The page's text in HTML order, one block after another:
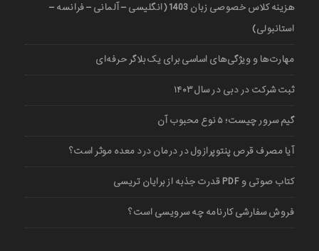
هزینه کلاس خصوصی زبان 1403 (انگلیسی – آلمانی – فرانسه –
استانبولی)
مهارت‌ها و ویژگی‌های اساسی برای یک بلاگر حرفه‌ای
ثبت شرکت در دبی در سال ۱۴۰۳
گیم سرور چیست؛ ۵ نوع محبوب آن
آیا مصرف قرص پنتوپرازول در درمان درد معده موثر است؟
کتاب صوتی و PDF قدرت جذبه از برایان تریسی
فروش سفارشی کارنامه چه سرویسی است؟